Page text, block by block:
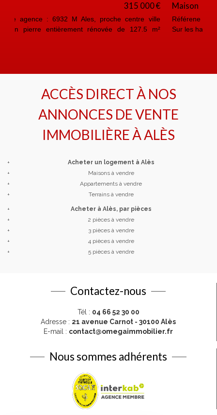
232 000 €
Référene agence : 6931 M Ales, proche des commodités
Sur les hauteurs de la ville maison de 166 m² habita...
ACCÈS DIRECT À NOS
ANNONCES DE VENTE
IMMOBILIÈRE ÀALÈS
+
Acheter un logement à Alès
+
Maisons à vendre
+
Appartements à vendre
+
Terrains à vendre
+
Acheter à Alès, par pièces
+
2 pièces à vendre
+
3 pièces à vendre
+
4 pièces à vendre
+
5 pièces à vendre
Contactez-nous
Tél : 04 66 52 30 00
Adresse : 21 avenue Carnot - 30100 Alès
E-mail : contact@omegaimmobilier.fr
Nous sommes adhérents